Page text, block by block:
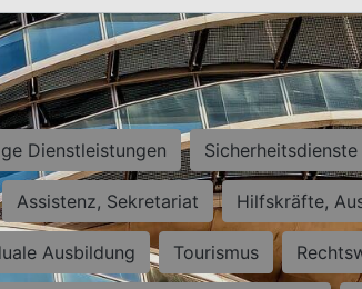
Dienstleistungen Sicherheitsdienste
Assistenz, Sekretariat Hilfskräfte,
Ausbildung Tourismus